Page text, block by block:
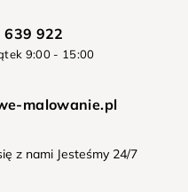
639 922
9:00 - 15:00
malowanie.pl
z nami Jesteśmy 24/7